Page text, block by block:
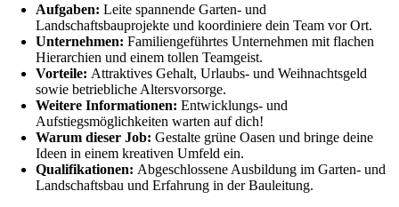
Aufgaben: Leite spannende Garten- und
Landschaftsbauprojekte und koordiniere dein Team vor Ort.
Unternehmen: Familiengeführtes Unternehmen mit flachen
Hierarchien und einem tollen Teamgeist.
Vorteile: Attraktives Gehalt, Urlaubs- und Weihnachtsgeld
sowie betriebliche Altersvorsorge.
Weitere Informationen: Entwicklungs- und
Aufstiegsmöglichkeiten warten auf dich!
Warum dieser Job: Gestalte grüne Oasen und bringe deine
Ideen in einem kreativen Umfeld ein.
Qualifikationen: Abgeschlossene Ausbildung im Garten- und
Landschaftsbau und Erfahrung in der Bauleitung.